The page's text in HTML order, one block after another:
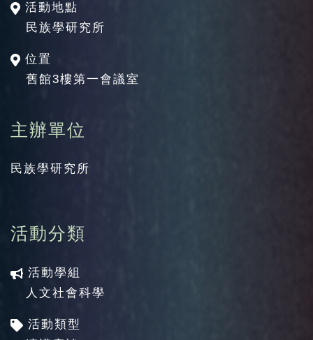
活動地點
民族學研究所
位置
舊館3樓第一會議室
主辦單位
民族學研究所
活動分類
活動學組
人文社會科學
活動類型